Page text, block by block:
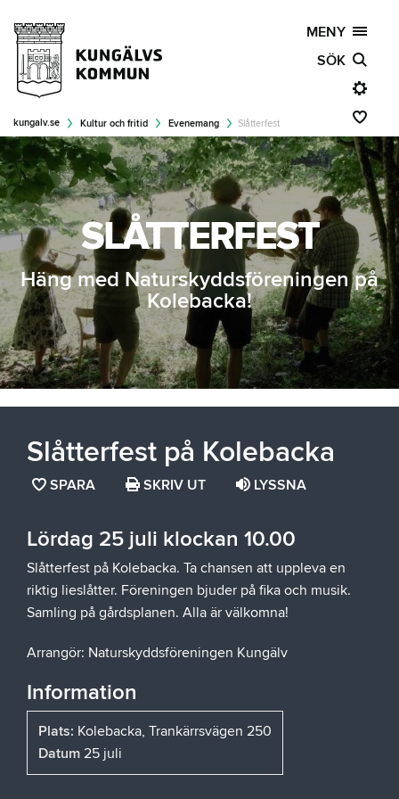
MENY
SÖK
kungalv.se Kultur och fritid Evenemang Slåtterfest
SLÅTTERFEST
Häng med Naturskyddsföreningen på
Kolebacka!
Slåtterfest på Kolebacka
SPARA SPARA
SOM
FAVORIT
SKRIV UT LYSSNA
Lördag 25 juli klockan 10.00
Slåtterfest på Kolebacka. Ta chansen att uppleva en
riktig lieslåtter. Föreningen bjuder på fika och musik.
Samling på gårdsplanen. Alla är välkomna!
Arrangör: Naturskyddsföreningen Kungälv
Information
Plats: Kolebacka, Trankärrsvägen 250
Datum 25 juli